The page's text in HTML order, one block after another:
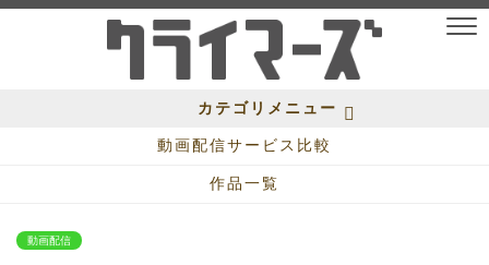
カテゴリメニュー
動画配信サービス比較
作品一覧
動画配信